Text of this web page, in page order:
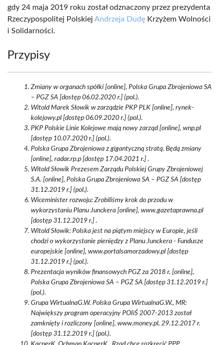
gdy 24 maja 2019 roku został odznaczony przez prezydenta
Rzeczypospolitej Polskiej Andrzeja Dudę Krzyżem Wolności
i Solidarności.
Przypisy
Zmiany w organach spółki [online], Polska Grupa Zbrojeniowa SA
– PGZ SA [dostęp 06.02.2020 r.] (pol.).
Witold Marek Słowik w zarządzie PKP PLK [online], rynek-
kolejowy.pl [dostęp 06.09.2020 r.] (pol.).
PKP Polskie Linie Kolejowe mają nowy zarząd [online], wnp.pl
[dostęp 10.07.2020 r.] (pol.).
Polska Grupa Zbrojeniowa z gigantyczną stratą. Będą zmiany
[online], radar.rp.p [dostęp 17.04.2021 r.] .
Witold Słowik Prezesem Zarządu Polskiej Grupy Zbrojeniowej
S.A. [online], Polska Grupa Zbrojeniowa SA – PGZ SA [dostęp
31.12.2019 r.] (pol.).
Wiceminister rozwoju: Zrobiliśmy krok do przodu w
wykorzystaniu Planu Junckera [online], www.gazetaprawna.pl
[dostęp 31.12.2019 r.] .
Witold Słowik: Polska jest na piątym miejscy w Europie, jeśli
chodzi o wykorzystanie pieniędzy z Planu Junckera - Fundusze
europejskie [online], www.portalsamorzadowy.pl [dostęp
31.12.2019 r.] (pol.).
Prezentacja wyników finansowych PGZ za 2018 r. [online],
Polska Grupa Zbrojeniowa SA – PGZ SA [dostęp 31.12.2019 r.]
(pol.).
Grupa WirtualnaG.W. Polska Grupa WirtualnaG.W., MR:
Największy program operacyjny POIiŚ 2007-2013 został
zamknięty i rozliczony [online], www.money.pl, 29.12.2017 r.
[dostęp 31.12.2019 r.] (pol.).